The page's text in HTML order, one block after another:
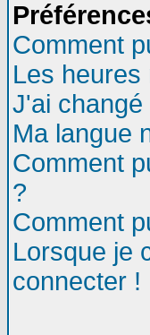
Comment
Les
J'ai
Ma langue
Comment
?
Comment
Lorsque je
connecter !